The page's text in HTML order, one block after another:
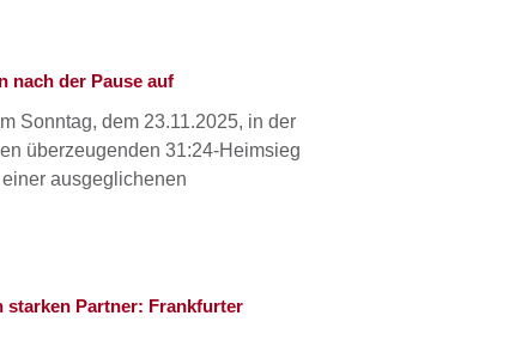
nach der Pause auf
Sonntag, dem 23.11.2025, in der
überzeugenden 31:24-Heimsieg
ausgeglichenen
starken Partner: Frankfurter